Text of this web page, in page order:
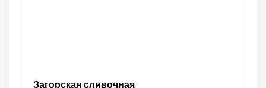
Загорская сливочная